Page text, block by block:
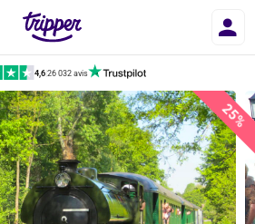
4,6|26 032 avis
25%